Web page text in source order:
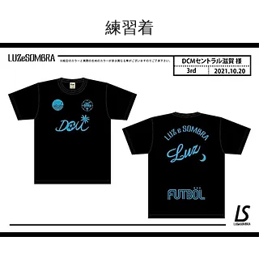
​​練習着